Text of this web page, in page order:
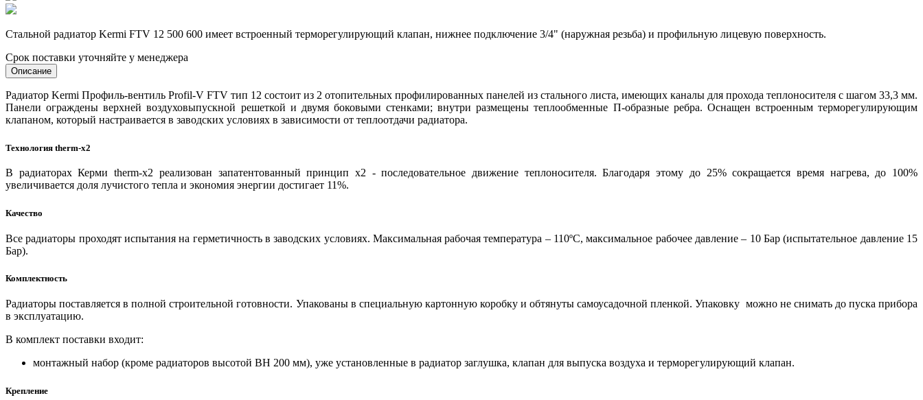
Стальной радиатор Kermi FTV 12 500 600 имеет встроенный терморегулирующий клапан, нижнее подключение 3/4" (наружная резьба) и профильную лицевую поверхность.
Срок поставки уточняйте у менеджера
Описание
Радиатор Kermi Профиль-вентиль Profil-V FTV тип 12 состоит из 2 отопительных профилированных панелей из стального листа, имеющих каналы для прохода теплоносителя с шагом 33,3 мм.
Панели ограждены верхней воздуховыпускной решеткой и двумя боковыми стенками; внутри размещены теплообменные П-образные ребра. Оснащен встроенным терморегулирующим
клапаном, который настраивается в заводских условиях в зависимости от теплоотдачи радиатора.
Технология therm-x2
В радиаторах Керми therm-x2 реализован запатентованный принцип x2 - последовательное движение теплоносителя. Благодаря этому до 25% сокращается время нагрева, до 100%
увеличивается доля лучистого тепла и экономия энергии достигает 11%.
Качество
Все радиаторы проходят испытания на герметичность в заводских условиях. Максимальная рабочая температура – 110ºС, максимальное рабочее давление – 10 Бар (испытательное давление 15
Бар).
Комплектность
Радиаторы поставляется в полной строительной готовности. Упакованы в специальную картонную коробку и обтянуты самоусадочной пленкой. Упаковку можно не снимать до пуска прибора
в эксплуатацию.
В комплект поставки входит:
монтажный набор (кроме радиаторов высотой BH 200 мм), уже установленные в радиатор заглушка, клапан для выпуска воздуха и терморегулирующий клапан.
Крепление